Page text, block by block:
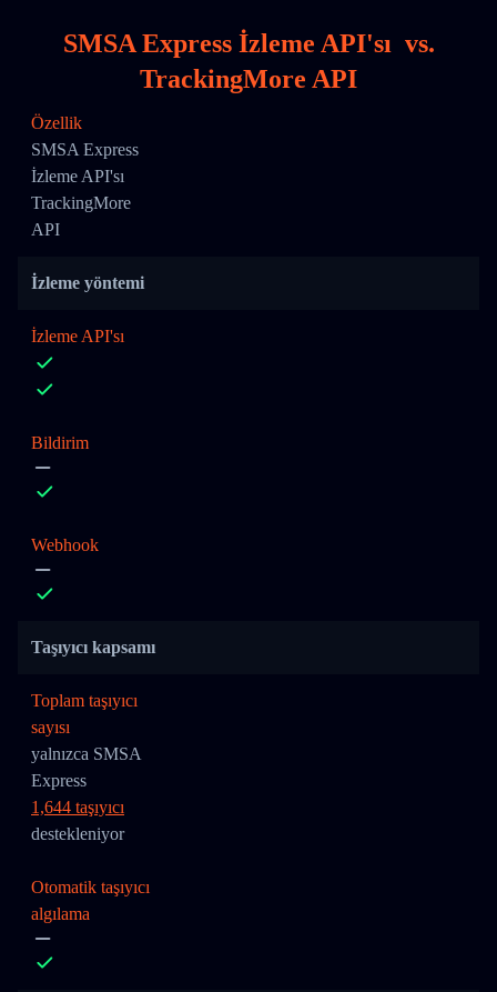
SMSA Express İzleme API'sı vs.
TrackingMore API
Özellik
SMSA Express
İzleme API'sı
TrackingMore
API
İzleme yöntemi
İzleme API'sı
Bildirim
Webhook
Taşıyıcı kapsamı
Toplam taşıyıcı
sayısı
yalnızca SMSA
Express
1,644 taşıyıcı
destekleniyor
Otomatik taşıyıcı
algılama